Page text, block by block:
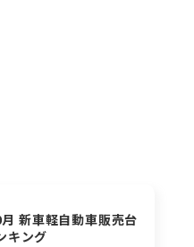
新車軽自動車販売台
キング